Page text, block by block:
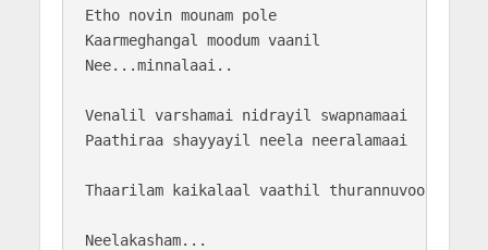
Etho novin mounam pole
Kaarmeghangal moodum vaanil
Nee...minnalaai..
Venalil varshamai nidrayil swapnamaai
Paathiraa shayyayil neela neeralamaai
Thaarilam kaikalaal vaathil thurannuvoo...
Neelakasham...